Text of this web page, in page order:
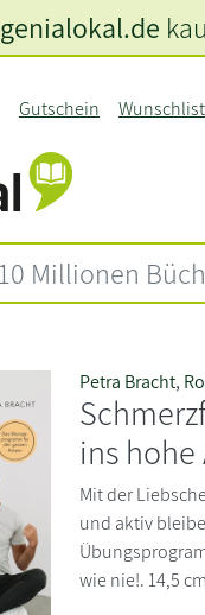
Gutschein
genialokal.de
Petra Bracht,
ins
Mit der
und aktiv
wie nie!. 14,5